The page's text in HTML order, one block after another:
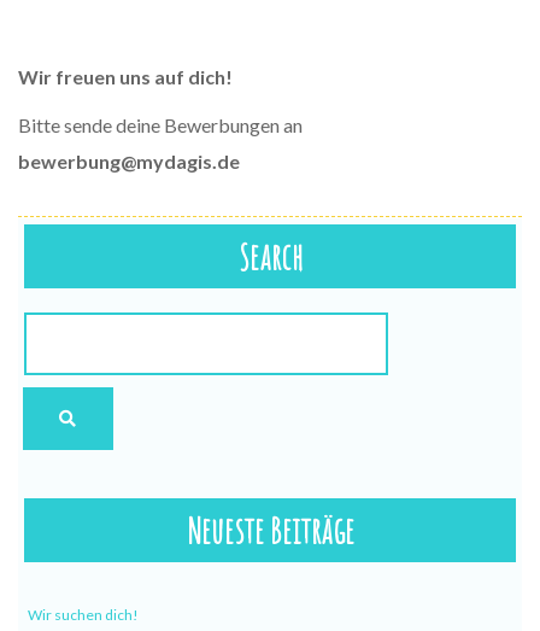
Wir freuen uns auf dich!
Bitte sende deine Bewerbungen an
bewerbung@mydagis.de
Search
Neueste Beiträge
Wir suchen dich!